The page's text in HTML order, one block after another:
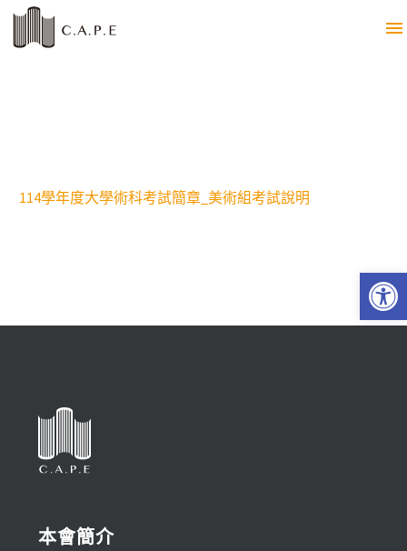
114學年度大學術科考試簡章_美術組考試說明
本會簡介